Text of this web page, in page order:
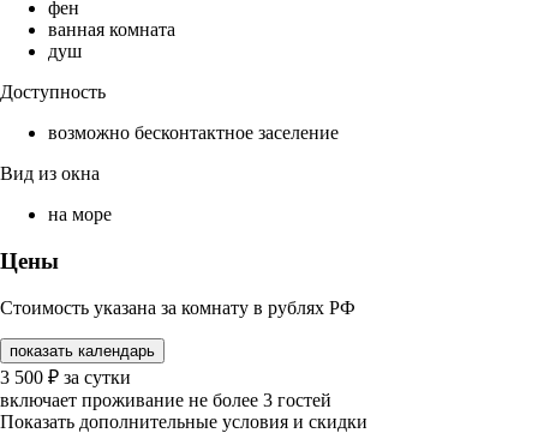
фен
ванная комната
душ
Доступность
возможно бесконтактное заселение
Вид из окна
на море
Цены
Стоимость указана за комнату в рублях РФ
показать календарь
3 500 ₽ за сутки
включает проживание не более 3 гостей
Показать дополнительные условия и скидки